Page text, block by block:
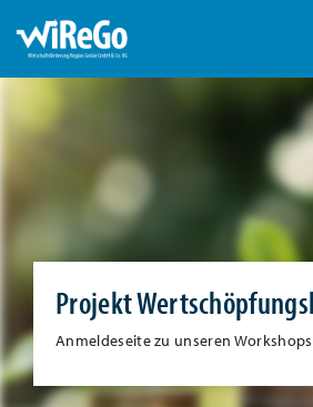
Projekt
Anmeldeseite zu unseren